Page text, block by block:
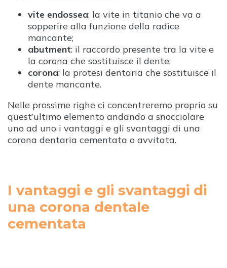
vite endossea: la vite in titanio che va a
sopperire alla funzione della radice
mancante;
abutment: il raccordo presente tra la vite e
la corona che sostituisce il dente;
corona: la protesi dentaria che sostituisce il
dente mancante.
Nelle prossime righe ci concentreremo proprio su
quest’ultimo elemento andando a snocciolare
uno ad uno i vantaggi e gli svantaggi di una
corona dentaria cementata o avvitata.
I vantaggi e gli svantaggi di
una corona dentale
cementata